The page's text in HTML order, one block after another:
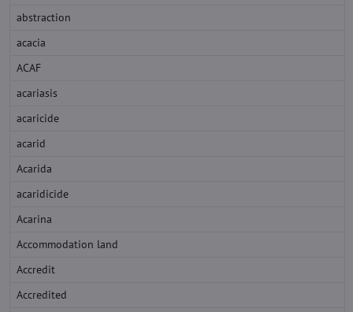
abstraction
acacia
ACAF
acariasis
acaricide
acarid
Acarida
acaridicide
Acarina
Accommodation land
Accredit
Accredited